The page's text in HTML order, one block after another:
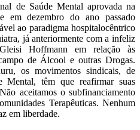
de Saúde Mental aprovada na
em dezembro do ano passado
ao paradigma hospitalocêntrico
já anteriormente com a infeliz
Hoffmann em relação às
de Álcool e outras Drogas.
os movimentos sindicais, de
Mental, têm que reafirmar suas
aceitamos o subfinanciamento
Terapêuticas. Nenhum
em liberdade.